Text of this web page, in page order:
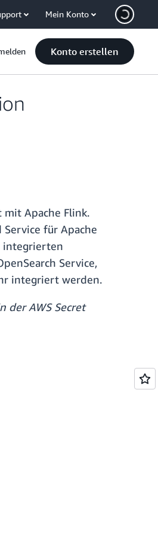
Mein Konto
Konto erstellen
mit Apache Flink.
für Apache
integrierten
Service,
integriert werden.
der AWS Secret